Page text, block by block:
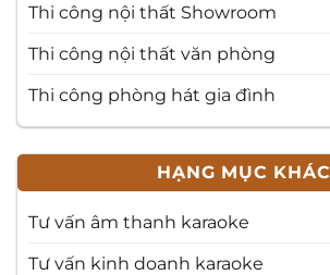
Thi công nội thất Showroom
Thi công nội thất văn phòng
Thi công phòng hát gia đình
HẠNG MỤC KHÁC
Tư vấn âm thanh karaoke
Tư vấn kinh doanh karaoke